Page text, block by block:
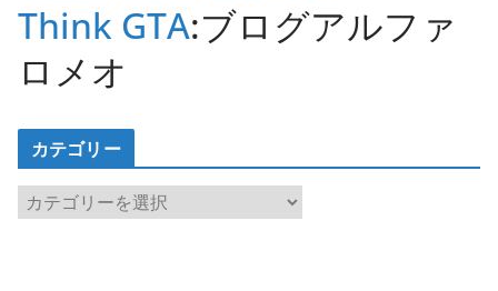
Think GTA:ブログアルファ
ロメオ
カテゴリー
カ
テ